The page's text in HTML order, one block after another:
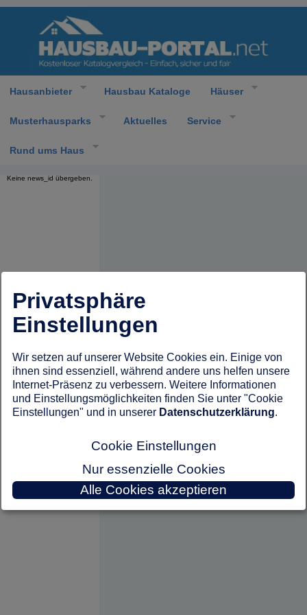
Hausanbieter Hausbau Kataloge Häuser
Musterhausparks Aktuelles Service
Rund ums Haus
Keine news_id übergeben.
Privatsphäre
Einstellungen
Wir setzen auf unserer Website Cookies ein. Einige von
ihnen sind essenziell, während andere uns helfen unsere
Internet-Präsenz zu verbessern. Weitere Informationen
und Einstellungsmöglichkeiten finden Sie unter "Cookie
Einstellungen" und in unserer Datenschutzerklärung.
Cookie Einstellungen
Nur essenzielle Cookies
Alle Cookies akzeptieren